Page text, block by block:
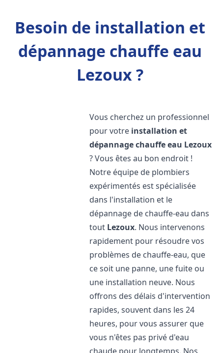
Besoin de installation et
dépannage chauffe eau
Lezoux ?
Vous cherchez un professionnel
pour votre installation et
dépannage chauffe eau Lezoux
? Vous êtes au bon endroit !
Notre équipe de plombiers
expérimentés est spécialisée
dans l'installation et le
dépannage de chauffe-eau dans
tout Lezoux. Nous intervenons
rapidement pour résoudre vos
problèmes de chauffe-eau, que
ce soit une panne, une fuite ou
une installation neuve. Nous
offrons des délais d'intervention
rapides, souvent dans les 24
heures, pour vous assurer que
vous n'êtes pas privé d'eau